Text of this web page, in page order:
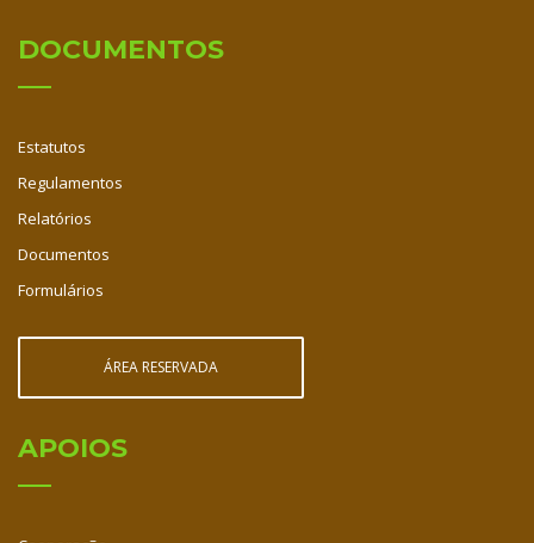
DOCUMENTOS
Estatutos
Regulamentos
Relatórios
Documentos
Formulários
ÁREA RESERVADA
APOIOS